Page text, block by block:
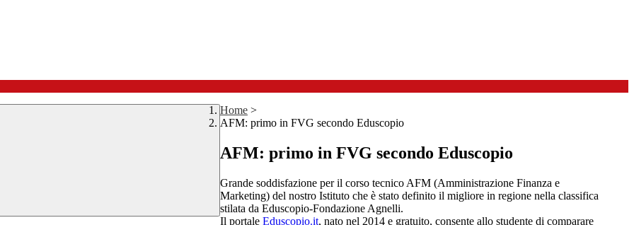
Home >
AFM: primo in FVG secondo Eduscopio
AFM: primo in FVG secondo Eduscopio
Grande soddisfazione per il corso tecnico AFM (Amministrazione Finanza e
Marketing) del nostro Istituto che è stato definito il migliore in regione nella classifica
stilata da Eduscopio-Fondazione Agnelli.
Il portale Eduscopio.it, nato nel 2014 e gratuito, consente allo studente di comparare